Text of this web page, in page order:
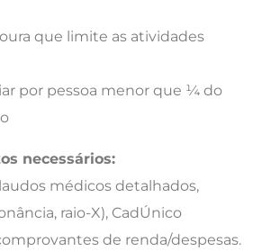
que limite as atividades
por pessoa menor que ¼ do
necessários:
laudos médicos detalhados,
raio-X), CadÚnico
de renda/despesas.